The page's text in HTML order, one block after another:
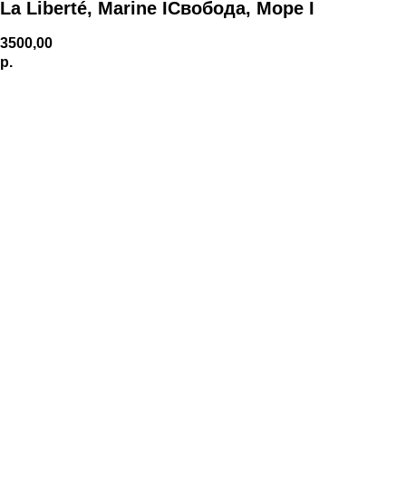
La Liberté, Marine IСвобода, Море I
3500,00
р.